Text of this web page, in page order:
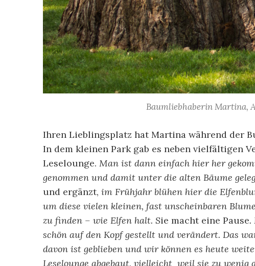
Baumliebhaberin Martina,
Ihren Lieblingsplatz hat Martina während der
In dem kleinen Park gab es neben vielfältigen
Leselounge. Man ist dann einfach hier her
genommen und damit unter die alten Bäume
und ergänzt, im Frühjahr blühen hier die
um diese vielen kleinen, fast unscheinbaren
zu finden – wie Elfen halt. Sie macht eine Pause.
schön auf den Kopf gestellt und verändert. Das
davon ist geblieben und wir können es heute
Leselounge abgebaut, vielleicht weil sie zu